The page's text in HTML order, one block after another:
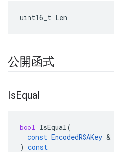
uint16_t Len
公開函式
IsEqual
bool IsEqual(
const EncodedRSAKey &
) const